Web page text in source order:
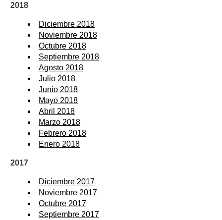
2018
Diciembre 2018
Noviembre 2018
Octubre 2018
Septiembre 2018
Agosto 2018
Julio 2018
Junio 2018
Mayo 2018
Abril 2018
Marzo 2018
Febrero 2018
Enero 2018
2017
Diciembre 2017
Noviembre 2017
Octubre 2017
Septiembre 2017